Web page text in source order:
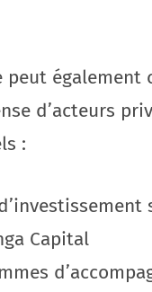
peut
d’acteurs
:
Capital